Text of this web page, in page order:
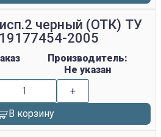
черный (ОТК) ТУ
2005
Производитель:
Не указан
+
В корзину